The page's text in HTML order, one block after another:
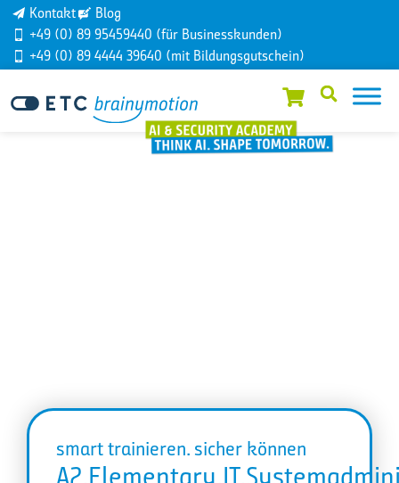
Kontakt
Blog
+49 (0) 89 95459440 (für Businesskunden)
+49 (0) 89 4444 39640 (mit Bildungsgutschein)
smart trainieren. sicher können